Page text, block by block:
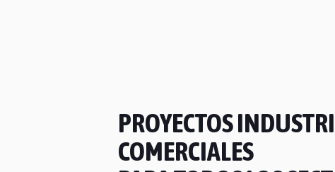
PROYECTOS
COMERCIALES